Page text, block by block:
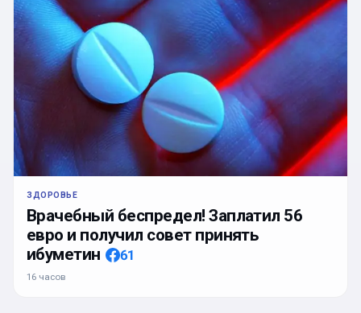
ЗДОРОВЬЕ
Врачебный беспредел! Заплатил 56
евро и получил совет принять
ибуметин
61
16 часов